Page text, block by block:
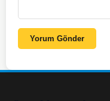
Yorum Gönder